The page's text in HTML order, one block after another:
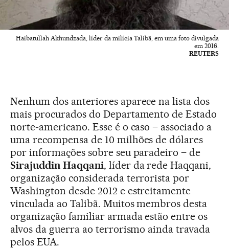
Haibatullah Akhundzada, líder da milícia Talibã, em uma foto divulgada
em 2016.
REUTERS
Nenhum dos anteriores aparece na lista dos
mais procurados do Departamento de Estado
norte-americano. Esse é o caso – associado a
uma recompensa de 10 milhões de dólares
por informações sobre seu paradeiro – de
Sirajuddin Haqqani, líder da rede Haqqani,
organização considerada terrorista por
Washington desde 2012 e estreitamente
vinculada ao Talibã. Muitos membros desta
organização familiar armada estão entre os
alvos da guerra ao terrorismo ainda travada
pelos EUA.